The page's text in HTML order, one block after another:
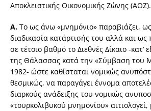
Αποκλειστικής Οικονομικής Ζώνης (ΑΟΖ).
Α. Το ως άνω «μνημόνιο» παραβιάζει,
διαδικασία κατάρτισής του αλλά και
σε τέτοιο βαθμό το Διεθνές Δίκαιο -κατ’
της Θάλασσας κατά την «Σύμβαση του
1982- ώστε καθίσταται νομικώς
θεσμικώς, να παραγάγει έννομα
διαρκούς ανάδειξης του νομικώς
«τουρκολιβυκού μνημονίου»